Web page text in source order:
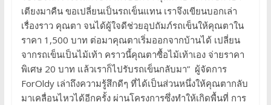
เตียงมาคืน ขอเปลี่ยนเป็นรถเข็นแทน เราจึงเขียนบอกเล่า
เรื่องราว คุณตา จนได้ผู้ใจดีช่วยอุปถัมภ์รถเข็นให้คุณตาใน
ราคา 1,500 บาท ต่อมาคุณตาเริ่มออกจากบ้านได้ เปลี่ยน
จากรถเข็นเป็นไม้เท้า คราวนี้คุณตาซื้อไม้เท้าเอง จ่ายราคา
พิเศษ 20 บาท แล้วเราก็ไปรับรถเข็นกลับมา” ผู้จัดการ
ForOldy เล่าถึงความรู้สึกดีๆ ที่ได้เป็นส่วนหนึ่งให้คุณตากลับ
มาเคลื่อนไหวได้อีกครั้ง ผ่านโครงการซึ่งทำให้เกิดพื้นที่ การ